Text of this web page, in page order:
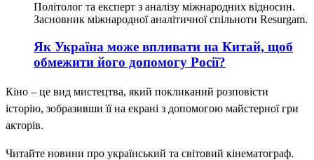
Політолог та експерт з аналізу міжнародних відносин.
Засновник міжнародної аналітичної спільноти Resurgam.
Як Україна може впливати на Китай, щоб
обмежити його допомогу Росії?
Кіно – це вид мистецтва, який покликаний розповісти
історію, зобразивши її на екрані з допомогою майстерної гри
акторів.
Читайте новини про український та світовий кінематограф.